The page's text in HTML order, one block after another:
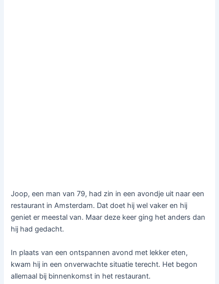
Joop, een man van 79, had zin in een avondje uit naar een
restaurant in Amsterdam. Dat doet hij wel vaker en hij
geniet er meestal van. Maar deze keer ging het anders dan
hij had gedacht.
In plaats van een ontspannen avond met lekker eten,
kwam hij in een onverwachte situatie terecht. Het begon
allemaal bij binnenkomst in het restaurant.